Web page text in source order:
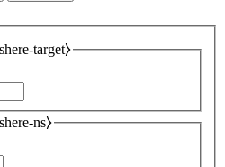
target⧽
ns⧽